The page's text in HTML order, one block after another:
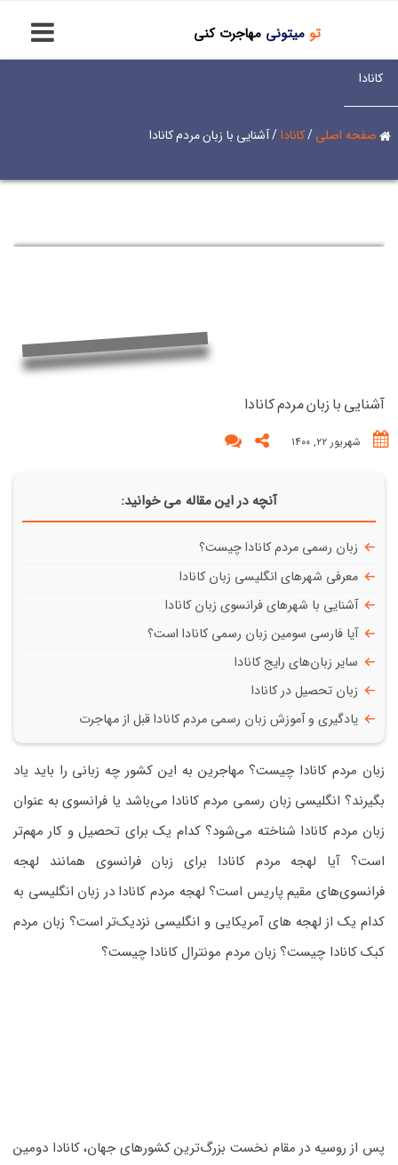
تو میتونی مهاجرت کنی
کانادا
صفحه اصلی/کانادا/آشنایی با زبان مردم کانادا
آشنایی با زبان مردم کانادا
شهریور ۲۲, ۱۴۰۰
آنچه در این مقاله می خوانید:
زبان رسمی مردم کانادا چیست؟
معرفی شهرهای انگلیسی زبان کانادا
آشنایی با شهرهای فرانسوی زبان کانادا
آیا فارسی سومین زبان رسمی کانادا است؟
سایر زبان‌های رایج کانادا
زبان تحصیل در کانادا
یادگیری و آموزش زبان رسمی مردم کانادا قبل از مهاجرت
زبان مردم کانادا چیست؟ مهاجرین به این کشور چه زبانی را باید یاد
بگیرند؟ انگلیسی زبان رسمی مردم کانادا می‌باشد یا فرانسوی به عنوان
زبان مردم کانادا شناخته می‌شود؟ کدام یک برای تحصیل و کار مهم‌تر
است؟ آیا لهجه مردم کانادا برای زبان فرانسوی همانند لهجه
فرانسوی‌های مقیم پاریس است؟ لهجه مردم کانادا در زبان انگلیسی به
کدام یک از لهجه های آمریکایی و انگلیسی نزدیک‌تر است؟ زبان مردم
کبک کانادا چیست؟ زبان مردم مونترال کانادا چیست؟
پس از روسیه در مقام نخست بزرگ‌ترین کشورهای جهان، کانادا دومین